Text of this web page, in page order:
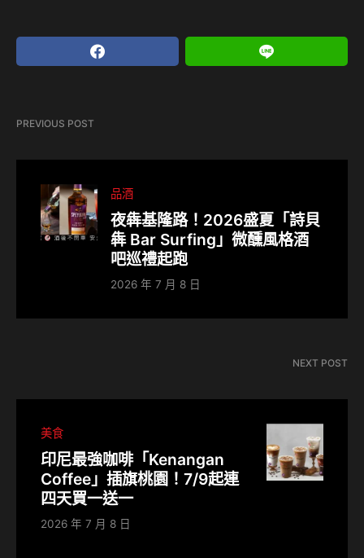
PREVIOUS POST
品酒
夜犇基隆路！2026盛夏「詩貝
犇 Bar Surfing」微醺風格酒
吧巡禮起跑
2026 年 7 月 8 日
NEXT POST
美食
印尼最強咖啡「Kenangan
Coffee」插旗桃園！7/9起連
四天買一送一
2026 年 7 月 8 日